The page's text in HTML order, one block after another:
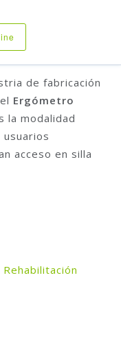
UB521M
de fabricación
Ergómetro
la modalidad
acceso en silla